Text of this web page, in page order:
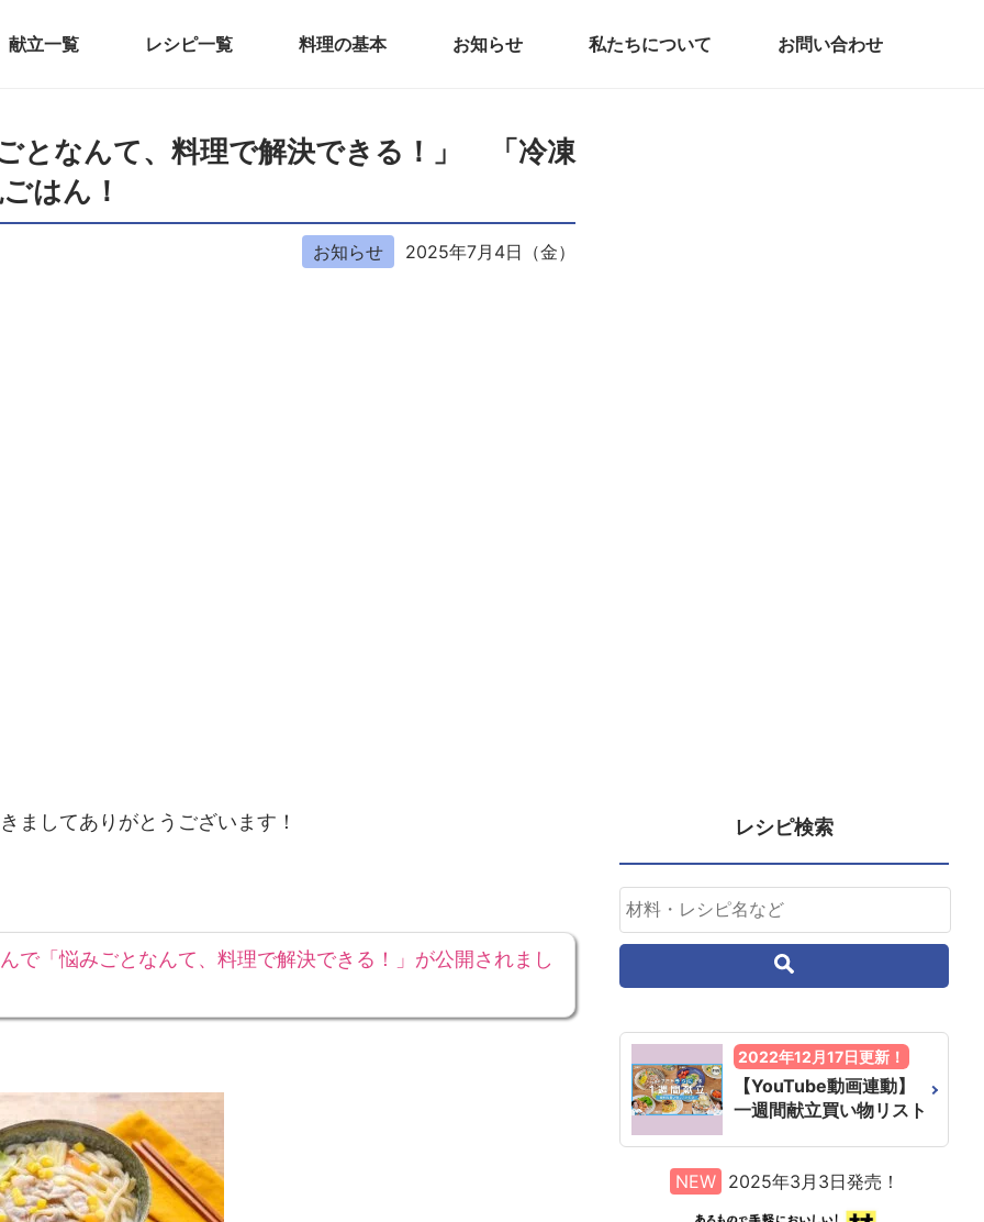
献立一覧 レシピ一覧 料理の基本 お知らせ 私たちについて お問い合わせ
となんて、料理で解決できる！」 「冷凍
はん！
お知らせ 2025年7月4日（金）
ましてありがとうございます！
で「悩みごとなんて、料理で解決できる！」が公開されまし
レシピ検索
2022年12月17日更新！
【YouTube動画連動】
一週間献立買い物リスト
NEW 2025年3月3日発売！